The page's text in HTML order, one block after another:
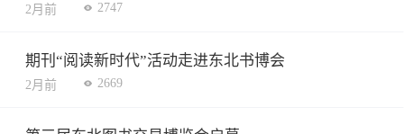
2月前 2747
期刊“阅读新时代”活动走进东北书博会
2月前 2669